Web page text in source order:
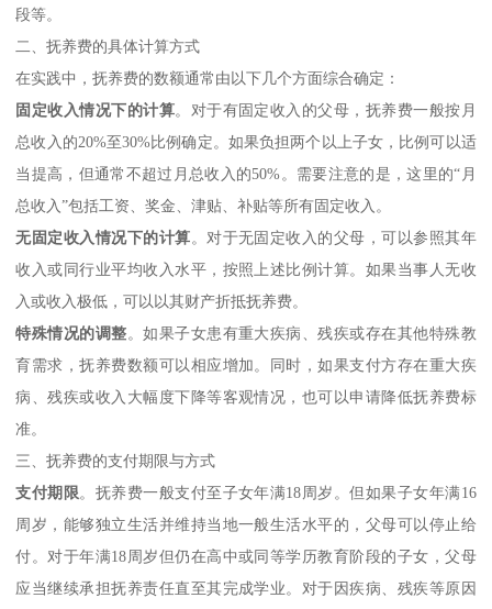
段等。
二、抚养费的具体计算方式
在实践中，抚养费的数额通常由以下几个方面综合确定：
固定收入情况下的计算。对于有固定收入的父母，抚养费一般按月
总收入的20%至30%比例确定。如果负担两个以上子女，比例可以适
当提高，但通常不超过月总收入的50%。需要注意的是，这里的“月
总收入”包括工资、奖金、津贴、补贴等所有固定收入。
无固定收入情况下的计算。对于无固定收入的父母，可以参照其年
收入或同行业平均收入水平，按照上述比例计算。如果当事人无收
入或收入极低，可以以其财产折抵抚养费。
特殊情况的调整。如果子女患有重大疾病、残疾或存在其他特殊教
育需求，抚养费数额可以相应增加。同时，如果支付方存在重大疾
病、残疾或收入大幅度下降等客观情况，也可以申请降低抚养费标
准。
三、抚养费的支付期限与方式
支付期限。抚养费一般支付至子女年满18周岁。但如果子女年满16
周岁，能够独立生活并维持当地一般生活水平的，父母可以停止给
付。对于年满18周岁但仍在高中或同等学历教育阶段的子女，父母
应当继续承担抚养责任直至其完成学业。对于因疾病、残疾等原因